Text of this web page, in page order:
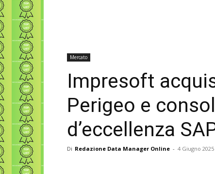
Mercato
Impresoft
Perigeo e
d’eccellenza
Di Redazione Data Manager Online - 4 Giugno 2025